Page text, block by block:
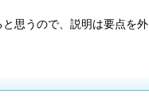
思うので、説明は要点を外